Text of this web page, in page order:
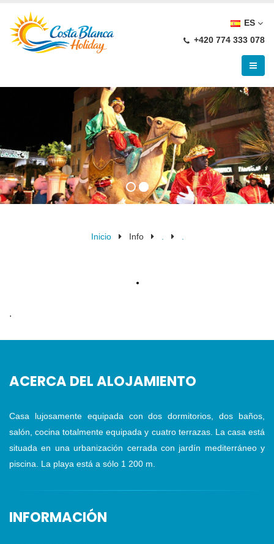
ES
+420 774 333 078
Inicio Info
.
.
ACERCA DEL ALOJAMIENTO
Casa lujosamente equipada con dos dormitorios, dos baños,
salón, cocina totalmente equipada y cuatro terrazas. La casa está
situada en una urbanización cerrada con jardín mediterráneo y
piscina. La playa está a sólo 1 200 m.
INFORMACIÓN